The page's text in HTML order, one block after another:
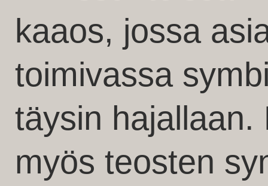
kaaos, jossa
toimivassa
täysin hajallaan.
myös teosten